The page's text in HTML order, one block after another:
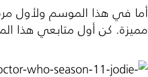
أما في هذا الموسم ولأول
مميزة. كن أول متابعي هذا